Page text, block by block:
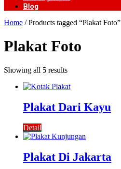
Blog
Home / Products tagged “Plakat Foto”
Plakat Foto
Showing all 5 results
Plakat Dari Kayu
Detail
Plakat Di Jakarta